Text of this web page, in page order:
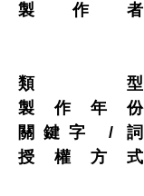
製作者
類型
製作年份
關鍵字 / 詞
授權方式